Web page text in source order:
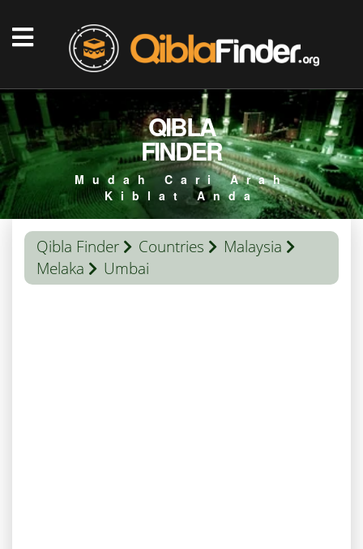
QIBLA
FINDER
Mudah Cari Arah
Kiblat Anda
Qibla Finder Countries
Malaysia
Melaka
Umbai